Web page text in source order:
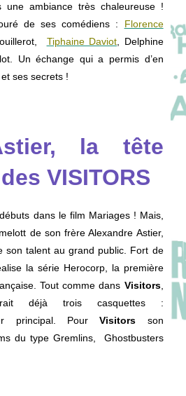
une ambiance très chaleureuse !
de ses comédiens : Florence
Tiphaine Daviot , Delphine
Un échange qui a permis d’en
et ses secrets !
la tête
VISITORS
dans le film Mariages ! Mais,
de son frère Alexandre Astier,
son talent au grand public. Fort de
la série Herocorp, la première
Tout comme dans Visitors,
déjà trois casquettes :
principal. PourVisitors son
du type Gremlins, Ghostbusters